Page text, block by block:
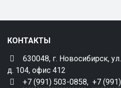
КОНТАКТЫ
630048, г. Новосибирск,
д. 104, офис 412
+7 (991) 503-0858, +7